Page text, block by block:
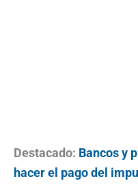
Destacado: Bancos y
hacer el pago del